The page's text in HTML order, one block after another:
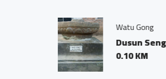
Bandongan